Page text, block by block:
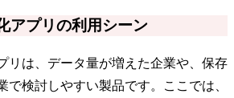
アプリの利用シーン
リは、データ量が増えた企業や、保存
で検討しやすい製品です。ここでは、